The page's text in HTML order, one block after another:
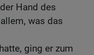
Hand des
was das
ging er zum